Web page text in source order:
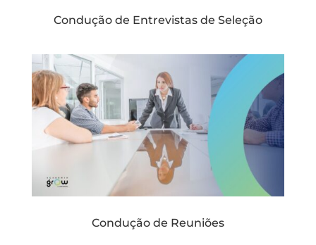
Condução de Entrevistas de Seleção
Condução de Reuniões